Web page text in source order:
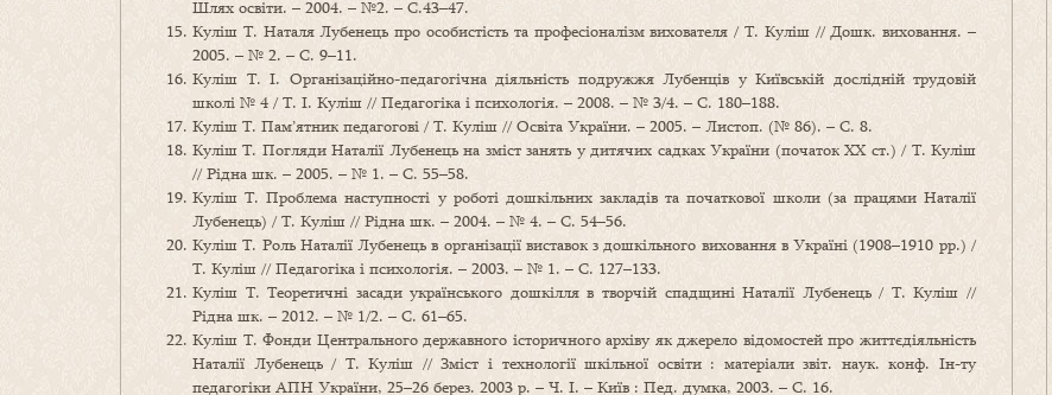
Шлях освіти. – 2004. – №2. – С.43–47.
Куліш Т. Наталя Лубенець про особистість та професіоналізм вихователя / Т. Куліш // Дошк. виховання. –
2005. – № 2. – С. 9–11.
Куліш Т. І. Організаційно-педагогічна діяльність подружжя Лубенців у Київській дослідній трудовій
школі № 4 / Т. І. Куліш // Педагогіка і психологія. – 2008. – № 3/4. – С. 180–188.
Куліш Т. Пам’ятник педагогові / Т. Куліш // Освіта України. – 2005. – Листоп. (№ 86). – С. 8.
Куліш Т. Погляди Наталії Лубенець на зміст занять у дитячих садках України (початок ХХ ст.) / Т. Куліш
// Рідна шк. – 2005. – № 1. – С. 55–58.
Куліш Т. Проблема наступності у роботі дошкільних закладів та початкової школи (за працями Наталії
Лубенець) / Т. Куліш // Рідна шк. – 2004. – № 4. – С. 54–56.
Куліш Т. Роль Наталії Лубенець в організації виставок з дошкільного виховання в Україні (1908–1910 рр.) /
Т. Куліш // Педагогіка і психологія. – 2003. – № 1. – С. 127–133.
Куліш Т. Теоретичні засади українського дошкілля в творчій спадщині Наталії Лубенець / Т. Куліш //
Рідна шк. – 2012. – № 1/2. – С. 61–65.
Куліш Т. Фонди Центрального державного історичного архіву як джерело відомостей про життєдіяльність
Наталії Лубенець / Т. Куліш // Зміст і технології шкільної освіти : матеріали звіт. наук. конф. Ін-ту
педагогіки АПН України, 25–26 берез. 2003 р. – Ч. І. – Київ : Пед. думка, 2003. – С. 16.